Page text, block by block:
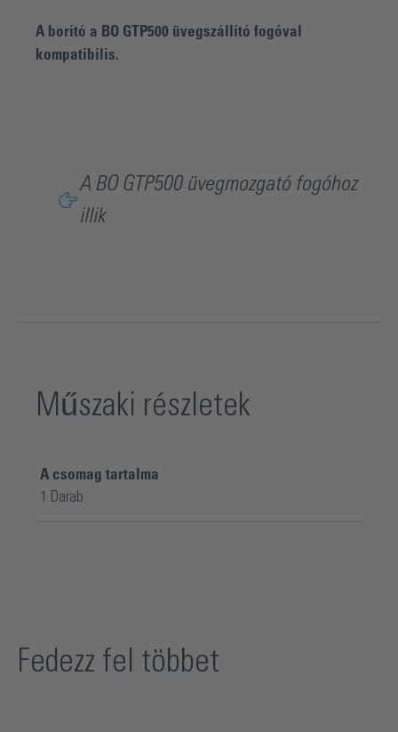
A borító a BO GTP500 üvegszállító fogóval
kompatibilis.
A BO GTP500 üvegmozgató fogóhoz
illik
Műszaki részletek
A csomag tartalma
1 Darab
Fedezz fel többet